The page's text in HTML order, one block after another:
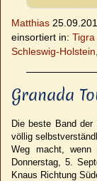
Matthias
einsortiert in:
Schleswig-Holstein
Granada
Die beste Band
völlig
Weg macht,
Donnerstag, 5.
Knaus Richtung